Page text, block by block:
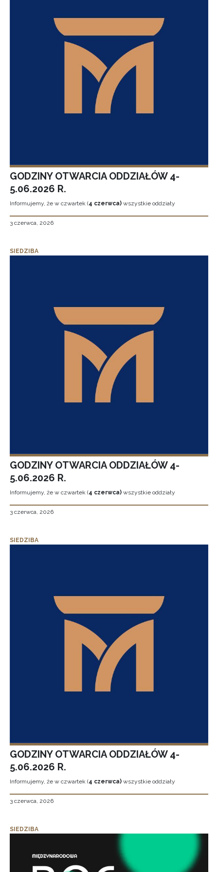
GODZINY OTWARCIA ODDZIAŁÓW 4-
5.06.2026 R.
Informujemy, że w czwartek (4 czerwca) wszystkie oddziały
3 czerwca, 2026
SIEDZIBA
GODZINY OTWARCIA ODDZIAŁÓW 4-
5.06.2026 R.
Informujemy, że w czwartek (4 czerwca) wszystkie oddziały
3 czerwca, 2026
SIEDZIBA
GODZINY OTWARCIA ODDZIAŁÓW 4-
5.06.2026 R.
Informujemy, że w czwartek (4 czerwca) wszystkie oddziały
3 czerwca, 2026
SIEDZIBA